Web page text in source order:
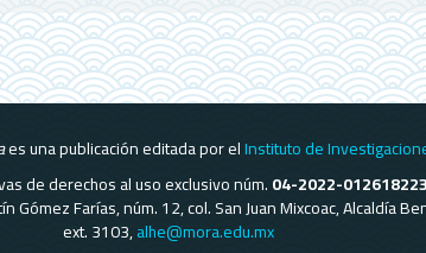
es una publicación editada por elInstituto de
de derechos al uso exclusivo núm.04-2022-
Gómez Farías, núm. 12, col. San Juan Mixcoac, Alcaldía
ext. 3103,alhe@mora.edu.mx